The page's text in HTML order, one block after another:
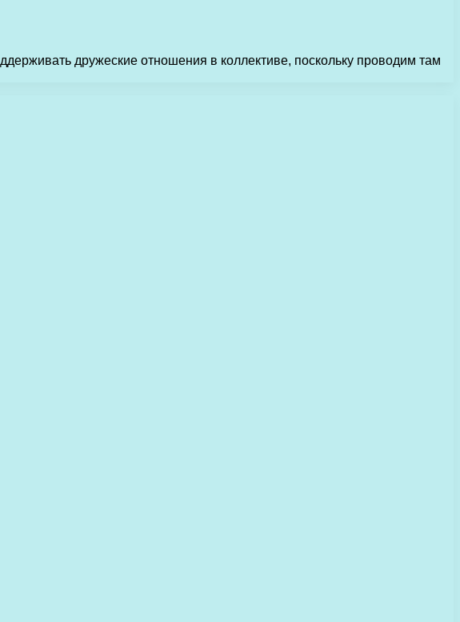
дружеские отношения в коллективе, поскольку проводим там